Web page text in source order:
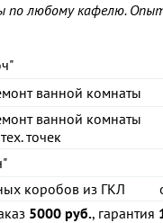
по любому кафелю.
ванной комнаты
ванной комнаты
точек
коробов из ГКЛ
5000 руб., гарантия